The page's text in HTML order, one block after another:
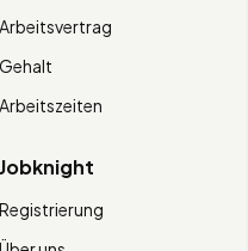
Arbeitsvertrag
Gehalt
Arbeitszeiten
Jobknight
Registrierung